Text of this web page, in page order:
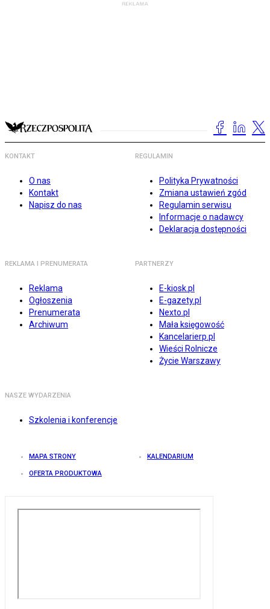
KONTAKT
O nas
Kontakt
Napisz do nas
REGULAMIN
Polityka Prywatności
Zmiana ustawień zgód
Regulamin serwisu
Informacje o nadawcy
Deklaracja dostępności
REKLAMA I PRENUMERATA
Reklama
Ogłoszenia
Prenumerata
Archiwum
PARTNERZY
E-kiosk.pl
E-gazety.pl
Nexto.pl
Mała księgowość
Kancelarierp.pl
Wieści Rolnicze
Życie Warszawy
NASZE WYDARZENIA
Szkolenia i konferencje
MAPA STRONY KALENDARIUM
OFERTA PRODUKTOWA